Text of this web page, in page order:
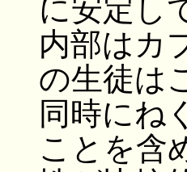
に安定し
内部はカ
の生徒は
同時にね
ことを含